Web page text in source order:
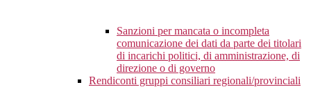
Sanzioni per mancata o incompleta
comunicazione dei dati da parte dei titolari
di incarichi politici, di amministrazione, di
direzione o di governo
Rendiconti gruppi consiliari regionali/provinciali